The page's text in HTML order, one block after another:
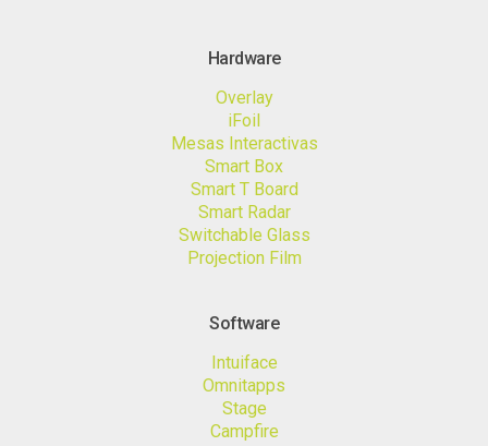
Hardware
Overlay
iFoil
Mesas Interactivas
Smart Box
Smart T Board
Smart Radar
Switchable Glass
Projection Film
Software
Intuiface
Omnitapps
Stage
Campfire